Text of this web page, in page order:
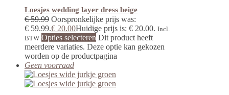
Loesjes wedding layer dress beige
€59.99 Oorspronkelijke prijs was:
€ 59.99.€ 20.00Huidige prijs is: € 20.00. Incl.
BTW Opties selecteren Dit product heeft
meerdere variaties. Deze optie kan gekozen
worden op de productpagina
Geen voorraad